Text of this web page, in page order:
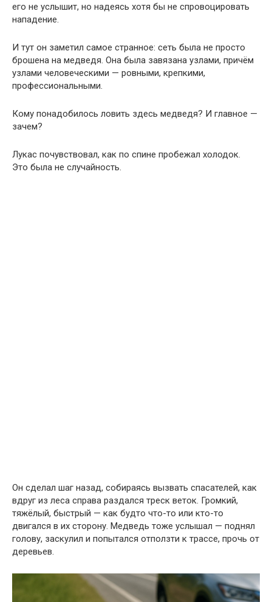
его не услышит, но надеясь хотя бы не спровоцировать
нападение.
И тут он заметил самое странное: сеть была не просто
брошена на медведя. Она была завязана узлами, причём
узлами человеческими — ровными, крепкими,
профессиональными.
Кому понадобилось ловить здесь медведя? И главное —
зачем?
Лукаc почувствовал, как по спине пробежал холодок.
Это была не случайность.
Он сделал шаг назад, собираясь вызвать спасателей, как
вдруг из леса справа раздался треск веток. Громкий,
тяжёлый, быстрый — как будто что-то или кто-то
двигался в их сторону. Медведь тоже услышал — поднял
голову, заскулил и попытался отползти к трассе, прочь от
деревьев.